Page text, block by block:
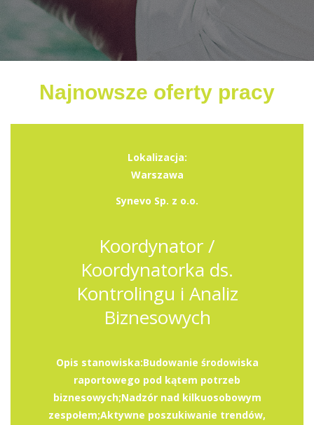
Najnowsze oferty pracy
Lokalizacja:
Warszawa
Synevo Sp. z o.o.
Koordynator /
Koordynatorka ds.
Kontrolingu i Analiz
Biznesowych
Opis stanowiska:Budowanie środowiska
raportowego pod kątem potrzeb
biznesowych;Nadzór nad kilkuosobowym
zespołem;Aktywne poszukiwanie trendów,